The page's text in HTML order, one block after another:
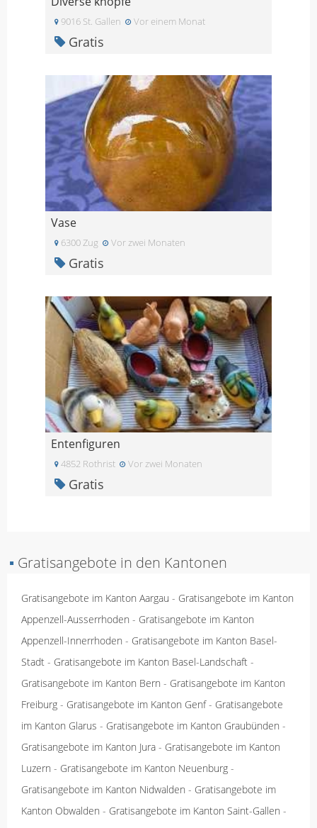
9016 St. Gallen Vor einem Monat
Gratis
Vase
6300 Zug Vor zwei Monaten
Gratis
Entenfiguren
4852 Rothrist Vor zwei Monaten
Gratis
▪ Gratisangebote in den Kantonen
Gratisangebote im Kanton Aargau - Gratisangebote im Kanton
Appenzell-Ausserrhoden - Gratisangebote im Kanton
Appenzell-Innerrhoden - Gratisangebote im Kanton Basel-
Stadt - Gratisangebote im Kanton Basel-Landschaft -
Gratisangebote im Kanton Bern - Gratisangebote im Kanton
Freiburg - Gratisangebote im Kanton Genf- Gratisangebote
im Kanton Glarus - Gratisangebote im Kanton Graubünden -
Gratisangebote im Kanton Jura - Gratisangebote im Kanton
Luzern - Gratisangebote im Kanton Neuenburg -
Gratisangebote im Kanton Nidwalden - Gratisangebote im
Kanton Obwalden - Gratisangebote im Kanton Saint-Gallen -